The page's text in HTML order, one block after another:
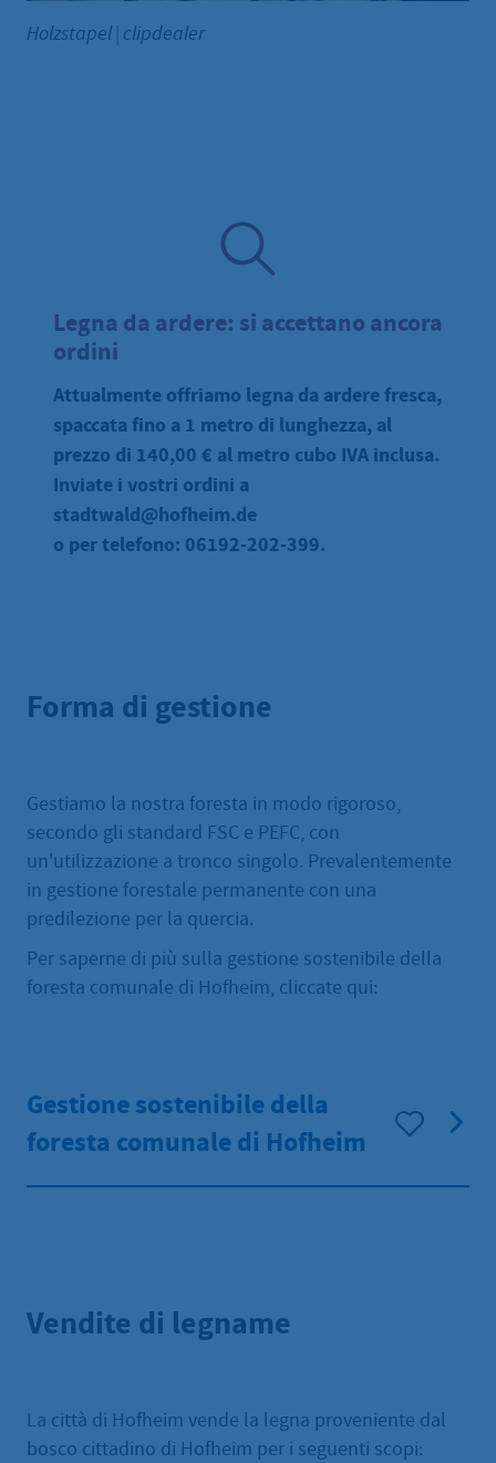
Holzstapel | clipdealer
Legna da ardere: si accettano ancora
ordini
Attualmente offriamo legna da ardere fresca,
spaccata fino a 1 metro di lunghezza, al
prezzo di 140,00 € al metro cubo IVA inclusa.
Inviate i vostri ordini a
stadtwald@hofheim.de
o per telefono: 06192-202-399.
Forma di gestione
Gestiamo la nostra foresta in modo rigoroso,
secondo gli standard FSC e PEFC, con
un'utilizzazione a tronco singolo. Prevalentemente
in gestione forestale permanente con una
predilezione per la quercia.
Per saperne di più sulla gestione sostenibile della
foresta comunale di Hofheim, cliccate qui:
Gestione sostenibile della
foresta comunale di Hofheim
Vendite di legname
La città di Hofheim vende la legna proveniente dal
bosco cittadino di Hofheim per i seguenti scopi: